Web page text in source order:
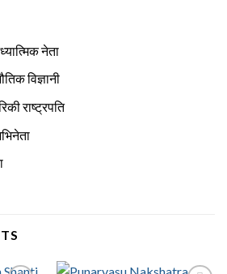
नेता
विज्ञानी
राष्ट्रपति